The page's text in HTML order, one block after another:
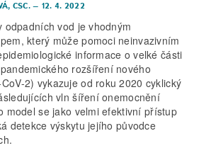
CSC. – 12. 4. 2022
odpadních vod je vhodným
který může pomoci neinvazivním
informace o velké části
rozšíření nového
2) vykazuje od roku 2020 cyklický
vln šíření onemocnění
model se jako velmi efektivní přístup
detekce výskytu jejího původce